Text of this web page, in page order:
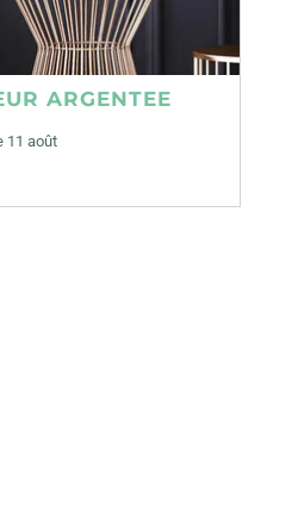
ARGENTEE
11 août